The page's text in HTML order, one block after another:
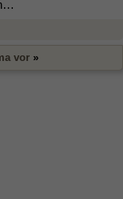
vor »